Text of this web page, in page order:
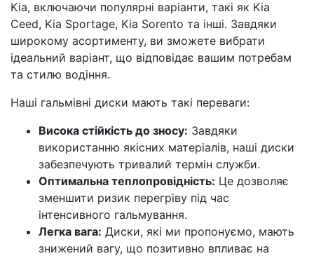
Kia, включаючи популярні варіанти, такі як Kia
Ceed, Kia Sportage, Kia Sorento та інші. Завдяки
широкому асортименту, ви зможете вибрати
ідеальний варіант, що відповідає вашим потребам
та стилю водіння.
Наші гальмівні диски мають такі переваги:
Висока стійкість до зносу: Завдяки
використанню якісних матеріалів, наші диски
забезпечують тривалий термін служби.
Оптимальна теплопровідність: Це дозволяє
зменшити ризик перегріву під час
інтенсивного гальмування.
Легка вага: Диски, які ми пропонуємо, мають
знижений вагу, що позитивно впливає на